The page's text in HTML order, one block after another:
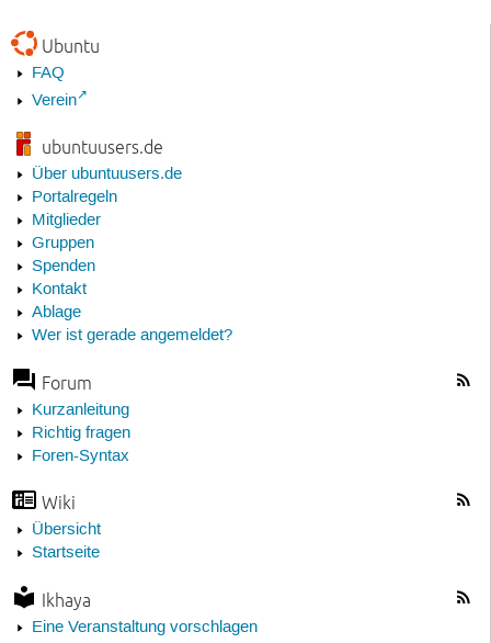
Ubuntu
FAQ
Verein
ubuntuusers.de
Über ubuntuusers.de
Portalregeln
Mitglieder
Gruppen
Spenden
Kontakt
Ablage
Wer ist gerade angemeldet?
Forum
Kurzanleitung
Richtig fragen
Foren-Syntax
Wiki
Übersicht
Startseite
Ikhaya
Eine Veranstaltung vorschlagen